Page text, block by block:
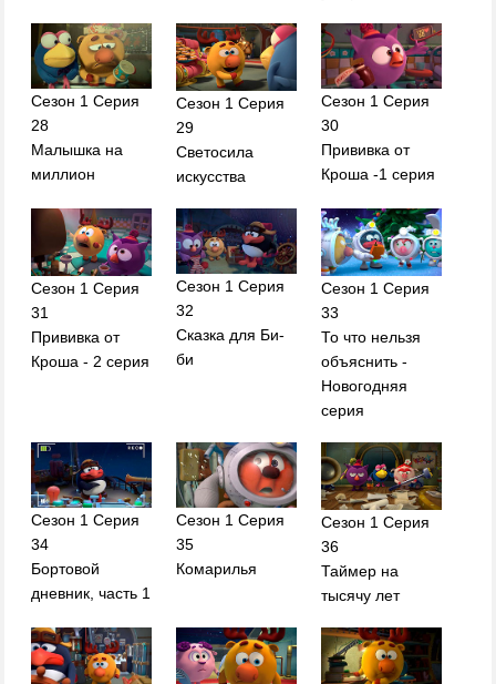
Сезон 1 Серия
28
Малышка на
миллион
Сезон 1 Серия
29
Светосила
искусства
Сезон 1 Серия
30
Прививка от
Кроша -1 серия
Сезон 1 Серия
31
Прививка от
Кроша - 2 серия
Сезон 1 Серия
32
Сказка для Би-
би
Сезон 1 Серия
33
То что нельзя
объяснить -
Новогодняя
серия
Сезон 1 Серия
34
Бортовой
дневник, часть 1
Сезон 1 Серия
35
Комарилья
Сезон 1 Серия
36
Таймер на
тысячу лет